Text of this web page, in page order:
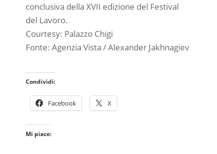
conclusiva della XVII edizione del Festival
del Lavoro.
Courtesy: Palazzo Chigi
Fonte: Agenzia Vista / Alexander Jakhnagiev
Condividi:
Facebook X
Mi piace: